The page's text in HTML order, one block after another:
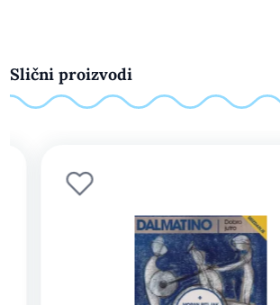
Slični proizvodi